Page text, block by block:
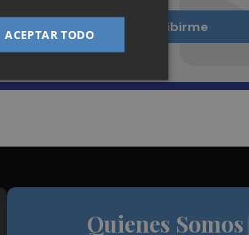
Quiero suscribirme
Quienes Somos
ACEPTAR TODO